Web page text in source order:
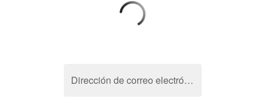
Dirección de correo electrónico